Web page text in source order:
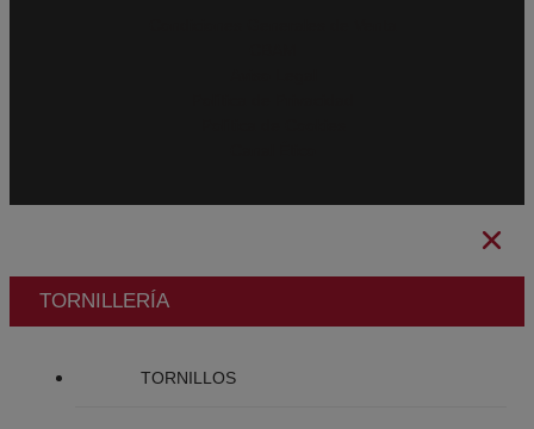
TORNILLERÍA
TORNILLOS